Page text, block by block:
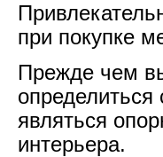
при покупке
Прежде чем
являться
интерьера.